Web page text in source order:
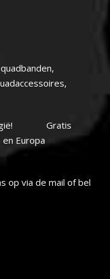
België! Gratis
Europa
op via de mail of bel